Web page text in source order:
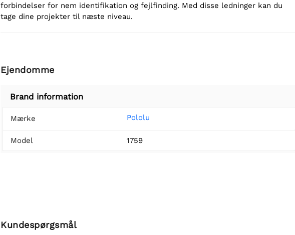
forbindelser for nem identifikation og fejlfinding. Med disse ledninger kan du
tage dine projekter til næste niveau.
Ejendomme
Brand information
Mærke Pololu
Model 1759
Kundespørgsmål